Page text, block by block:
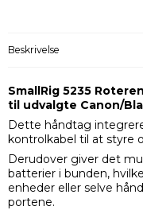
Beskrivelse
SmallRig 5235
til udvalgte Canon/
Dette håndtag
kontrolkabel til at styre
Derudover giver det
batterier i bunden,
enheder eller selve
portene.